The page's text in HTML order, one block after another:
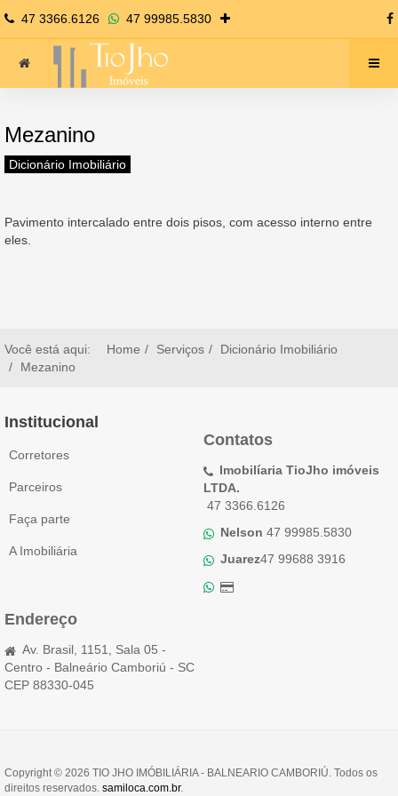
47 3366.6126 47 99985.5830
Mezanino
Dicionário Imobiliário
Pavimento intercalado entre dois pisos, com acesso interno entre
eles.
Você está aqui: Home Serviços
Dicionário Imobiliário
Mezanino
Institucional
Corretores
Parceiros
Faça parte
A Imobiliária
Contatos
Imobilíaria TioJho imóveis
LTDA.
47 3366.6126
Nelson 47 99985.5830
Juarez47 99688 3916
Endereço
Av. Brasil, 1151, Sala 05 -
Centro - Balneário Camboriú - SC
CEP 88330-045
Copyright © 2026 TIO JHO IMÓBILIÁRIA - BALNEARIO CAMBORIÚ. Todos os
direitos reservados. samiloca.com.br.